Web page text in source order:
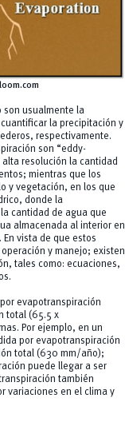
son usualmente la
la precipitación y
respectivamente.
son “eddy-
alta resolución la cantidad
mientras que los
y vegetación, en los que
donde la
cantidad de agua que
almacenada al interior en
vista de que estos
y manejo; existen
tales como: ecuaciones,
evapotranspiración
total (65.5 x
Por ejemplo, en un
por evapotranspiración
total (630 mm/año);
puede llegar a ser
también
variaciones en el clima y